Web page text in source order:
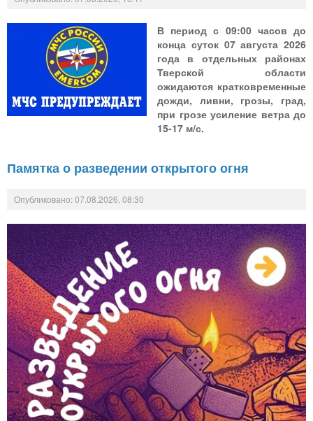
В период с 09:00 часов до
конца суток 07 августа 2026
года в отдельных районах
Тверской области
ожидаются кратковременные
дожди, ливни, грозы, град,
при грозе усиление ветра до
15-17 м/с.
Памятка о разведении открытого огня
Опубликовано: 07.08.2026, 08:30